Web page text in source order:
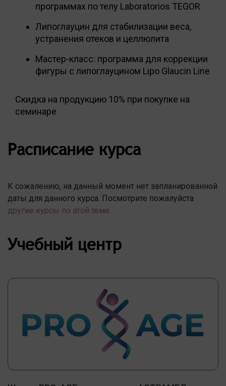
программах по телу Laboratorios TEGOR
Липоглауцин для стабилизации веса,
устранения отеков и целлюлита
Мастер-класс: программа для коррекции
фигуры с липоглауцином Lipo Glaucin Line
Скидка на продукцию 10% при покупке на
семинаре
Расписание курса
К сожалению, на данный момент нет запланированной
даты для данного курса. Посмотрите пожалуйста
другие курсы по этой теме
Учебный центр